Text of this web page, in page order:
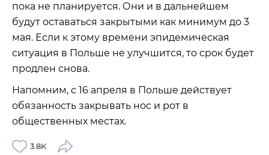
пока не планируется. Они и в дальнейшем
будут оставаться закрытыми как минимум до 3
мая. Если к этому времени эпидемическая
ситуация в Польше не улучшится, то срок будет
продлен снова.
Напомним, с 16 апреля в Польше действует
обязанность закрывать нос и рот в
общественных местах.
3.8K